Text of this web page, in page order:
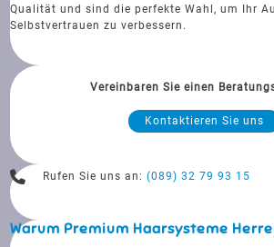
Qualität und sind die perfekte Wahl, um Ihr
Selbstvertrauen zu verbessern.
Vereinbaren Sie einen
Kontaktieren Sie uns
Rufen Sie uns an:(089) 32 79 93 15
Warum Premium Haarsysteme